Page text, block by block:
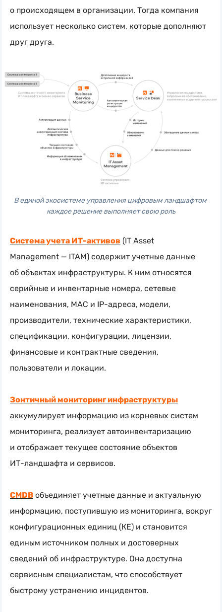
о происходящем в организации. Тогда компания
использует несколько систем, которые дополняют
друг друга.
В единой экосистеме управления цифровым ландшафтом
каждое решение выполняет свою роль
Система учета ИТ-активов (IT Asset
Management — ITAM) содержит учетные данные
об объектах инфраструктуры. К ним относятся
серийные и инвентарные номера, сетевые
наименования, МАС и IP-адреса, модели,
производители, технические характеристики,
спецификации, конфигурации, лицензии,
финансовые и контрактные сведения,
пользователи и локации.
Зонтичный мониторинг инфраструктуры
аккумулирует информацию из корневых систем
мониторинга, реализует автоинвентаризацию
и отображает текущее состояние объектов
ИТ-ландшафта и сервисов.
CMDB объединяет учетные данные и актуальную
информацию, поступившую из мониторинга, вокруг
конфигурационных единиц (КЕ) и становится
единым источником полных и достоверных
сведений об инфраструктуре. Она доступна
сервисным специалистам, что способствует
быстрому устранению инцидентов.